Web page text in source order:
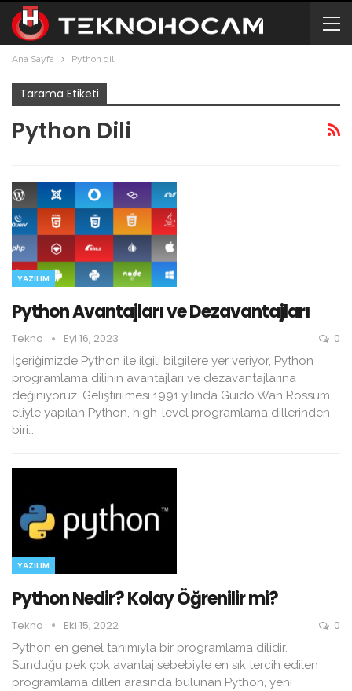
Ana Sayfa Python dili
Tarama Etiketi
Python Dili
YAZILIM
Python Avantajları ve Dezavantajları
Tekno Eyl 16, 2023 0
İçeriğimizde Python ile ilgili bilgilere yer veriyor, Python
programlama dilinin avantajları ve dezavantajlarına
değiniyoruz. Geliştirilmesi 1991 yılında Guido Wan Rossum
eliyle yapılan Python, high-level programlama dillerinden
biri…
YAZILIM
Python Nedir? Kolay Öğrenilir mi?
Tekno Eki 15, 2022 0
Python en genel tanımıyla bir programlama dilidir.
Sunduğu pek çok avantaj sebebiyle en sık tercih edilen
programlama dilleri arasında bulunan Python, yeni